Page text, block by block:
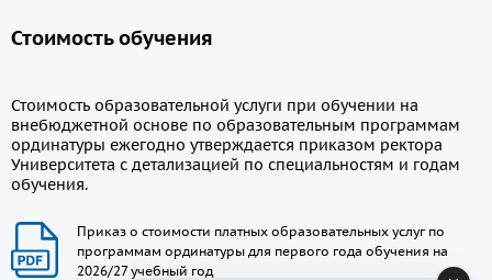
Стоимость обучения
Стоимость образовательной услуги при обучении на
внебюджетной основе по образовательным программам
ординатуры ежегодно утверждается приказом ректора
Университета с детализацией по специальностям и годам
обучения.
Приказ о стоимости платных образовательных услуг по
программам ординатуры для первого года обучения на
2026/27 учебный год